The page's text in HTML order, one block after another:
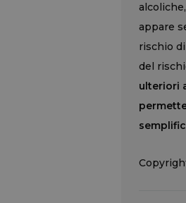
appare
rischio
del
ulteriori